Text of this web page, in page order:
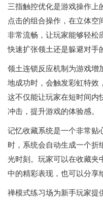
三指触控优化是游戏操作上
点击的组合操作，在立体空
非常流畅，让玩家能够轻松
快速扩张领土还是躲避对手
领土连锁反应机制为游戏增
地成功时，会触发彩虹特效
这不仅能让玩家在短时间内
冲击，提升游戏的体验感。
记忆收藏系统是一个非常贴
时，系统会自动生成一个折
光时刻。玩家可以在收藏夹
中的精彩表现，也可以分享
禅模式练习场为新手玩家提